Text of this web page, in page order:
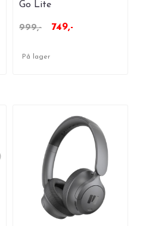
Go Lite
999,- 749,-
På lager